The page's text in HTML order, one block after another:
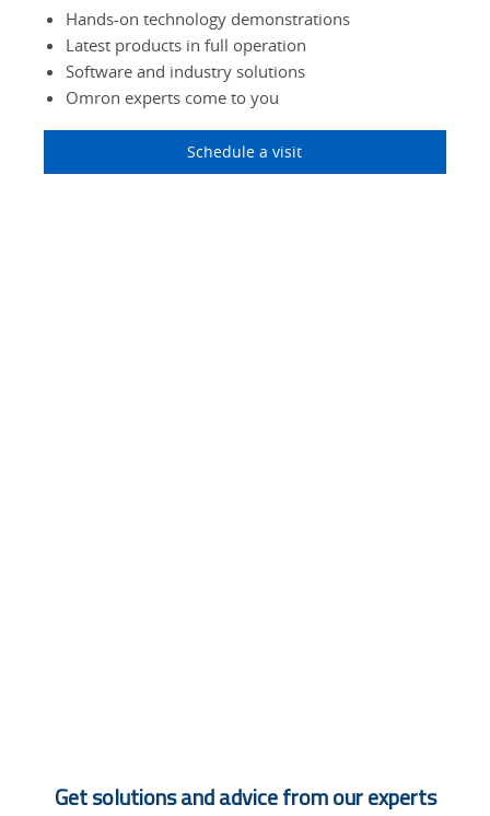
Hands-on technology demonstrations
Latest products in full operation
Software and industry solutions
Omron experts come to you
Schedule a visit
Get solutions and advice from our experts